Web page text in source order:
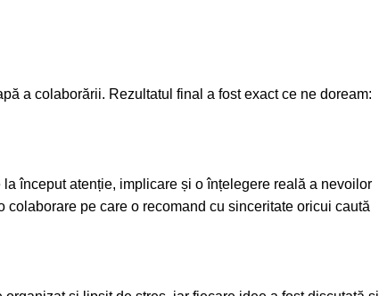
a colaborării. Rezultatul final a fost exact ce ne doream:
început atenție, implicare și o înțelegere reală a nevoilor
pe care o recomand cu sinceritate oricui caută